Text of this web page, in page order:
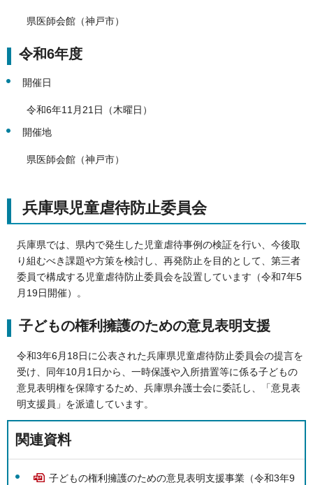
県医師会館（神戸市）
令和6年度
開催日
令和6年11月21日（木曜日）
開催地
県医師会館（神戸市）
兵庫県児童虐待防止委員会
兵庫県では、県内で発生した児童虐待事例の検証を行い、今後取
り組むべき課題や方策を検討し、再発防止を目的として、第三者
委員で構成する児童虐待防止委員会を設置しています（令和7年5
月19日開催）。
子どもの権利擁護のための意見表明支援
令和3年6月18日に公表された兵庫県児童虐待防止委員会の提言を
受け、同年10月1日から、一時保護や入所措置等に係る子どもの
意見表明権を保障するため、兵庫県弁護士会に委託し、「意見表
明支援員」を派遣しています。
関連資料
子どもの権利擁護のための意見表明支援事業（令和3年9